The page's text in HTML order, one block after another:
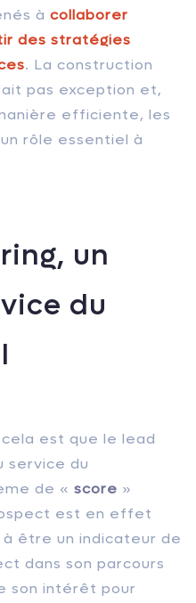
à collaborer
des stratégies
. La construction
pas exception et,
efficiente, les
rôle essentiel à
un
du
est que le lead
service du
de « score »
est en effet
être un indicateur de
dans son parcours
son intérêt pour